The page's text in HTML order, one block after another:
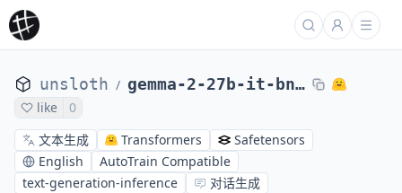
unsloth / gemma-2-27b-it-bnb-4bit
like
0
文本生成
Transformers
Safetensors
English
AutoTrain Compatible
text-generation-inference
对话生成